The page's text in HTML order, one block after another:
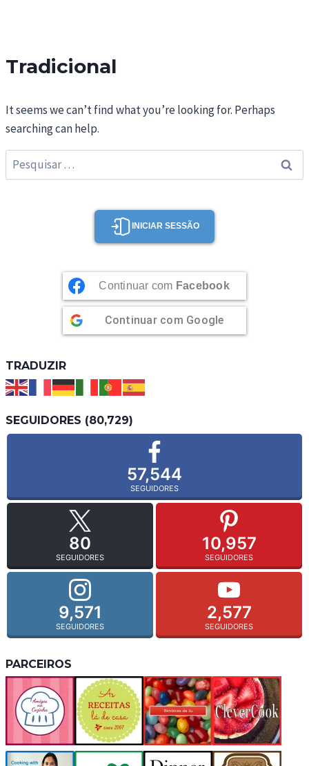
Tradicional
It seems we can’t find what you’re looking for. Perhaps
searching can help.
Pesquisar
por:
INICIAR SESSÃO
Continuar com Facebook
Continuar com Google
TRADUZIR
SEGUIDORES (80,729)
57,544
SEGUIDORES
80
SEGUIDORES
10,957
SEGUIDORES
9,571
SEGUIDORES
2,577
SEGUIDORES
PARCEIROS